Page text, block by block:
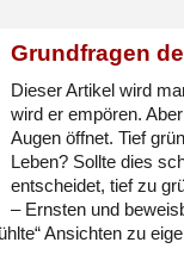
Grundfragen
Dieser Artikel wird
wird er empören.
Augen öffnet. Tief
Leben? Sollte dies
entscheidet, tief zu
– Ernsten und
Ansichten zu